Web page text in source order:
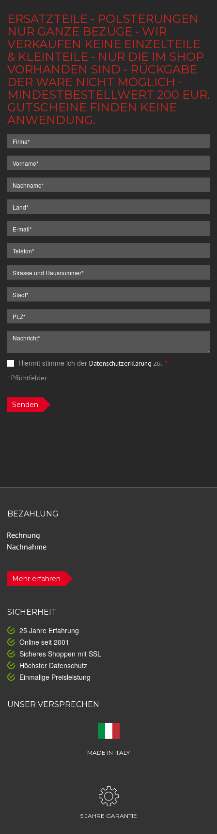
ERSATZTEILE - POLSTERUNGEN
NUR GANZE BEZÜGE - WIR
VERKAUFEN KEINE EINZELTEILE
& KLEINTEILE - NUR DIE IM SHOP
VORHANDEN SIND - RÜCKGABE
DER WARE NICHT MÖGLICH -
MINDESTBESTELLWERT 200 EUR.
GUTSCHEINE FINDEN KEINE
ANWENDUNG.
Hiermit stimme ich der Datenschutzerklärung zu. *
*Pflichtfelder
Senden
BEZAHLUNG
Mehr erfahren
SICHERHEIT
25 Jahre Erfahrung
Online seit 2001
Sicheres Shoppen mit SSL
Höchster Datenschutz
Einmalige Preisleistung
UNSER VERSPRECHEN
MADE IN ITALY
5 JAHRE GARANTIE